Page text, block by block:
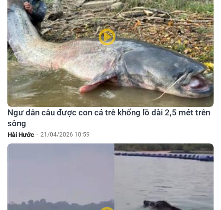
Ngư dân câu được con cá trê khổng lồ dài 2,5 mét trên
sông
Hài Hước - 21/04/2026 10:59